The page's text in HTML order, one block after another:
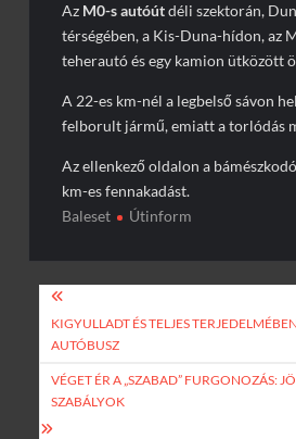
Az M0-s autóútdéli szektorán,
térségében, a Kis-Duna-hídon, az
teherautó és egy kamion ütközött
A 22-es km-nél a legbelső sávon
felborult jármű, emiatt a torlódás
Az ellenkező oldalon a
km-es fennakadást.
Baleset
Útinform
Bejegyzés
navigáció
KIGYULLADT ÉS TELJES
AUTÓBUSZ
VÉGET ÉR A „SZABAD” FURGONOZÁS:
SZABÁLYOK